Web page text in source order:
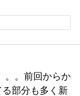
。。前回からか
部分も多く新